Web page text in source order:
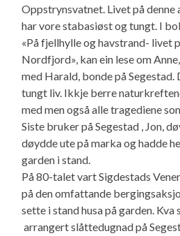
Oppstrynsvatnet. Livet på denne
har vore stabasiøst og tungt. I
«På fjellhylle og havstrand- livet
Nordfjord», kan ein lese om
med Harald, bonde på
tungt liv. Ikkje berre
med men også alle tragediene
Siste bruker på Segestad , Jon,
døydde ute på marka og hadde
garden i stand.
På 80-talet vart Sigdestads
på den omfattande
sette i stand husa på garden.
arrangert slåttedugnad på